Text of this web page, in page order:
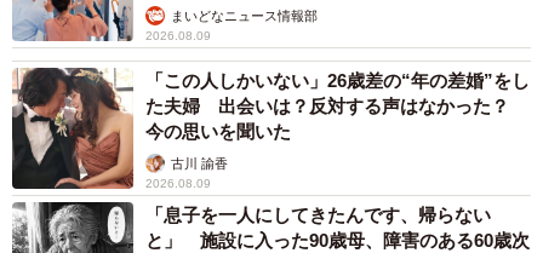
まいどなニュース情報部
2026.08.09
「この人しかいない」26歳差の“年の差婚”をし
た夫婦 出会いは？反対する声はなかった？
今の思いを聞いた
古川 諭香
2026.08.09
「息子を一人にしてきたんです、帰らない
と」 施設に入った90歳母、障害のある60歳次